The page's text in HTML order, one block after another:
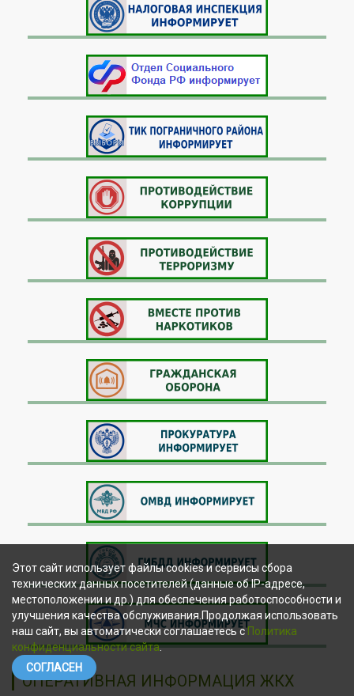
ОПЕРАТИВНАЯ ИНФОРМАЦИЯ ЖКХ
Этот сайт использует файлы cookies и сервисы сбора
технических данных посетителей (данные об IP-адресе,
местоположении и др.) для обеспечения работоспособности и
улучшения качества обслуживания.Продолжая использовать
наш сайт, вы автоматически соглашаетесь сПолитика
конфиденциальности сайта.
СОГЛАСЕН